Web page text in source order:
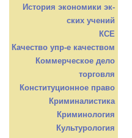
История экономики эк-
ских учений
КСЕ
Качество упр-е качеством
Коммерческое дело
торговля
Конституционное право
Криминалистика
Криминология
Культурология